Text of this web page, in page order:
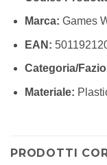
Marca: Games
EAN:
Categoria/
Materiale:
PRODOTTI